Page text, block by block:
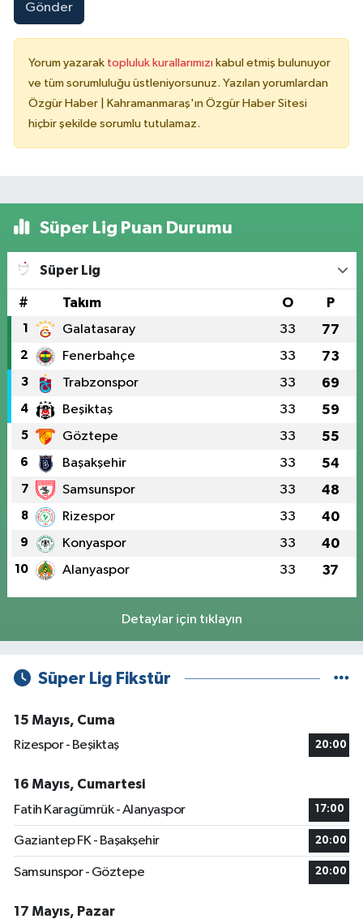
Gönder
Yorum yazarak topluluk kurallarımızı kabul etmiş bulunuyor
ve tüm sorumluluğu üstleniyorsunuz. Yazılan yorumlardan
Özgür Haber | Kahramanmaraş'ın Özgür Haber Sitesi
hiçbir şekilde sorumlu tutulamaz.
Süper Lig Puan Durumu
Süper Lig
# Takım O P
1 Galatasaray 33 77
2 Fenerbahçe 33 73
3 Trabzonspor 33 69
4 Beşiktaş 33 59
5 Göztepe 33 55
6 Başakşehir 33 54
7 Samsunspor 33 48
8 Rizespor 33 40
9 Konyaspor 33 40
10 Alanyaspor 33 37
Detaylar için tıklayın
Süper Lig Fikstür
15 Mayıs, Cuma
Rizespor - Beşiktaş
20:00
16 Mayıs, Cumartesi
Fatih Karagümrük - Alanyaspor
17:00
Gaziantep FK - Başakşehir 20:00
Samsunspor - Göztepe 20:00
17 Mayıs, Pazar